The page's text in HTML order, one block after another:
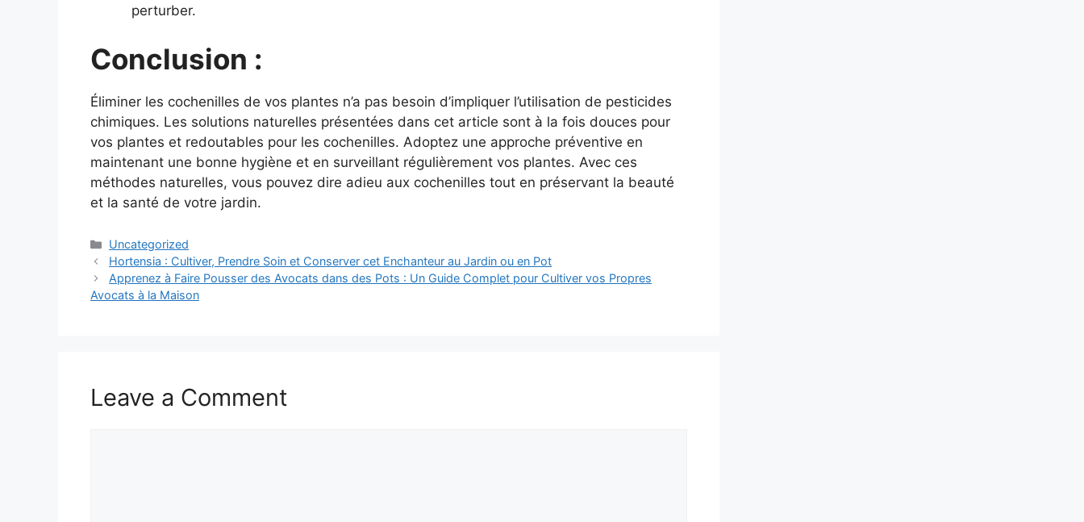
perturber.
Conclusion :
Éliminer les cochenilles de vos plantes n’a pas besoin d’impliquer l’utilisation de pesticides
chimiques. Les solutions naturelles présentées dans cet article sont à la fois douces pour
vos plantes et redoutables pour les cochenilles. Adoptez une approche préventive en
maintenant une bonne hygiène et en surveillant régulièrement vos plantes. Avec ces
méthodes naturelles, vous pouvez dire adieu aux cochenilles tout en préservant la beauté
et la santé de votre jardin.
Categories
Uncategorized
Hortensia : Cultiver, Prendre Soin et Conserver cet Enchanteur au Jardin ou en Pot
Apprenez à Faire Pousser des Avocats dans des Pots : Un Guide Complet pour Cultiver vos Propres
Avocats à la Maison
Leave a Comment